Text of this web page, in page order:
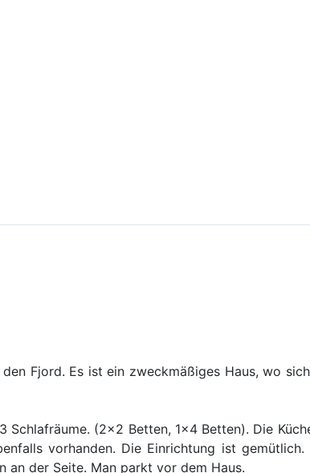
Fjord. Es ist ein zweckmäßiges Haus, wo
(2x2 Betten, 1x4 Betten). Die
vorhanden. Die Einrichtung ist
an der Seite. Man parkt vor dem Haus.